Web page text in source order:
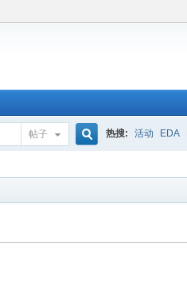
帖子 热搜: 活动 EDA